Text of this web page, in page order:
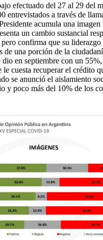
efectuado del 27 al 29 del
entrevistados a través de
acumula una imagen
un cambio sustancial
confirma que su liderazgo
de una porción de la
dio en septiembre con un
cuesta recuperar el crédito
se anunció el aislamiento
y poco más del 10% de los